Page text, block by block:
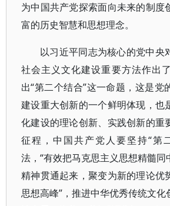
为中国共产党探索面向未来的制度
富的历史智慧和思想理念。
以习近平同志为核心的党中央
社会主义文化建设重要方法作出
出“第二个结合”这一命题，这是党
建设重大创新的一个鲜明体现，也
化建设的理论创新、实践创新的重
征程，中国共产党人要坚持“第
法，“有效把马克思主义思想精髓
精神贯通起来，聚变为新的理论优
思想高峰”，推进中华优秀传统文